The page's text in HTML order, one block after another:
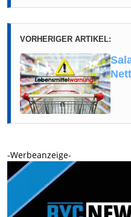
VORHERIGER ARTIKEL:
-Werbeanzeige-